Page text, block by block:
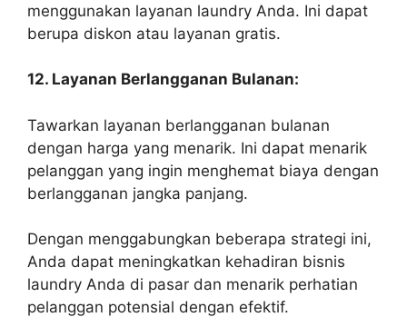
menggunakan layanan laundry Anda. Ini dapat
berupa diskon atau layanan gratis.
12. Layanan Berlangganan Bulanan:
Tawarkan layanan berlangganan bulanan
dengan harga yang menarik. Ini dapat menarik
pelanggan yang ingin menghemat biaya dengan
berlangganan jangka panjang.
Dengan menggabungkan beberapa strategi ini,
Anda dapat meningkatkan kehadiran bisnis
laundry Anda di pasar dan menarik perhatian
pelanggan potensial dengan efektif.